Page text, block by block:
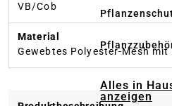
Alles in
anzeigen
VB/Cob
Material
Gewebtes Polyester-Mesh mit